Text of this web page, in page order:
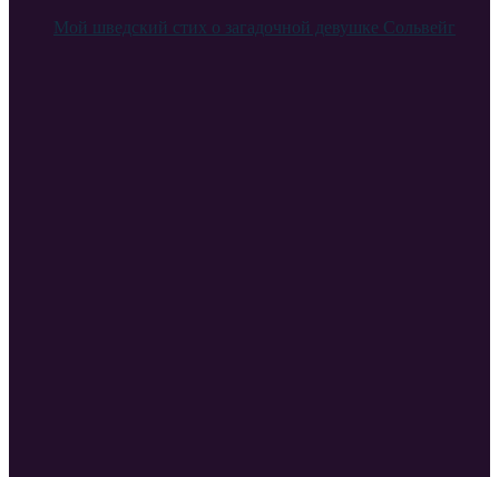
Мой шведский стих о загадочной девушке Сольвейг